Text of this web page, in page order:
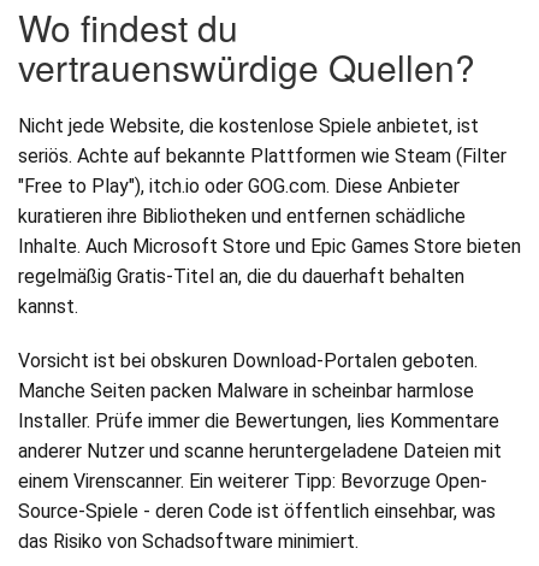
Wo findest du
vertrauenswürdige Quellen?
Nicht jede Website, die kostenlose Spiele anbietet, ist
seriös. Achte auf bekannte Plattformen wie Steam (Filter
"Free to Play"), itch.io oder GOG.com. Diese Anbieter
kuratieren ihre Bibliotheken und entfernen schädliche
Inhalte. Auch Microsoft Store und Epic Games Store bieten
regelmäßig Gratis-Titel an, die du dauerhaft behalten
kannst.
Vorsicht ist bei obskuren Download-Portalen geboten.
Manche Seiten packen Malware in scheinbar harmlose
Installer. Prüfe immer die Bewertungen, lies Kommentare
anderer Nutzer und scanne heruntergeladene Dateien mit
einem Virenscanner. Ein weiterer Tipp: Bevorzuge Open-
Source-Spiele - deren Code ist öffentlich einsehbar, was
das Risiko von Schadsoftware minimiert.